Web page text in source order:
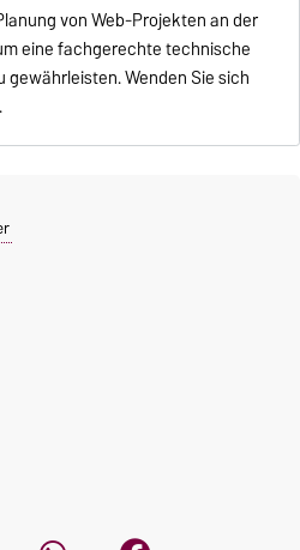
von Web-Projekten an der
eine fachgerechte technische
gewährleisten. Wenden Sie sich
.